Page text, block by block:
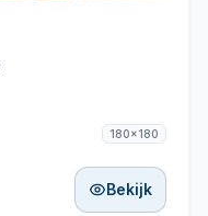
180x180
Bekijk